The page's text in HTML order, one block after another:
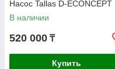
Насос Tallas D-ECONCEPT
В наличии
520 000 ₸
Купить